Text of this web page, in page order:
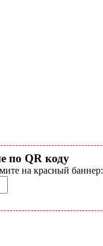
по QR коду
на красный баннер: